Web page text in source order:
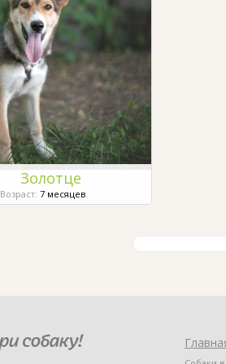
Золотце
Возраст: 7 месяцев